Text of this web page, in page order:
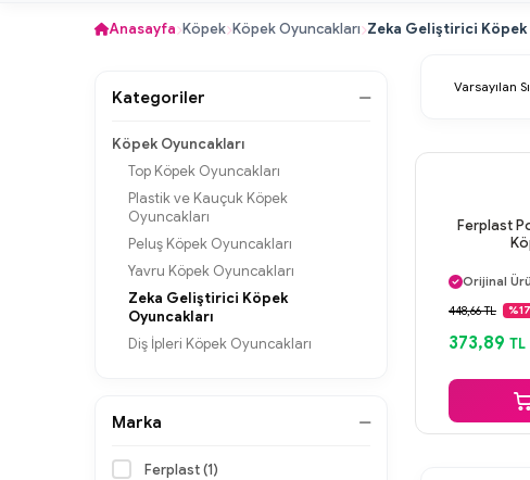
Anasayfa Köpek Köpek Oyuncakları Zeka Geliştirici Köpek
Kategoriler
Köpek Oyuncakları
Top Köpek Oyuncakları
Plastik ve Kauçuk Köpek
Oyuncakları
Peluş Köpek Oyuncakları
Yavru Köpek Oyuncakları
Zeka Geliştirici Köpek
Oyuncakları
Diş İpleri Köpek Oyuncakları
Marka
Ferplast (1)
Ferplast
Orijinal
Güvenli
448,66 TL %17
373,89 TL